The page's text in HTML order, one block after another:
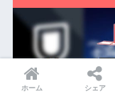
ホーム シェア